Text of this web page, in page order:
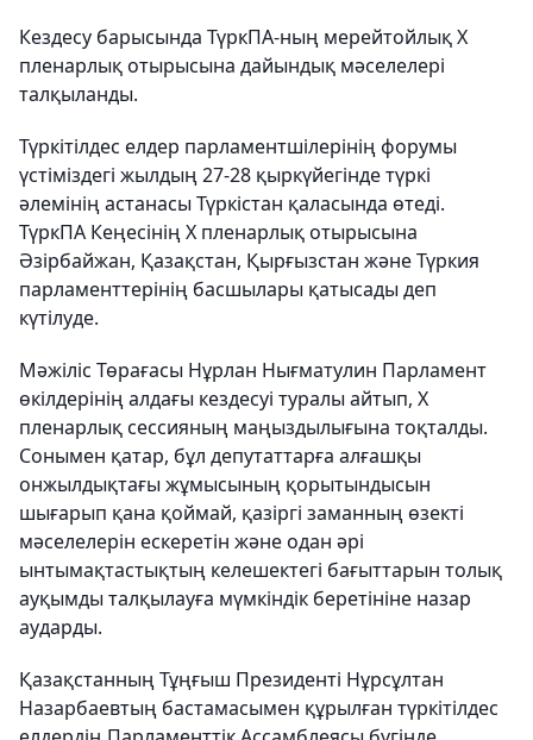
Кездесу барысында ТүркПА-ның мерейтойлық X
пленарлық отырысына дайындық мәселелері
талқыланды.
Түркітілдес елдер парламентшілерінің форумы
үстіміздегі жылдың 27-28 қыркүйегінде түркі
әлемінің астанасы Түркістан қаласында өтеді.
ТүркПА Кеңесінің Х пленарлық отырысына
Әзірбайжан, Қазақстан, Қырғызстан және Түркия
парламенттерінің басшылары қатысады деп
күтілуде.
Мәжіліс Төрағасы Нұрлан Нығматулин Парламент
өкілдерінің алдағы кездесуі туралы айтып, X
пленарлық сессияның маңыздылығына тоқталды.
Сонымен қатар, бұл депутаттарға алғашқы
онжылдықтағы жұмысының қорытындысын
шығарып қана қоймай, қазіргі заманның өзекті
мәселелерін ескеретін және одан әрі
ынтымақтастықтың келешектегі бағыттарын толық
ауқымды талқылауға мүмкіндік беретініне назар
аударды.
Қазақстанның Тұңғыш Президенті Нұрсұлтан
Назарбаевтың бастамасымен құрылған түркітілдес